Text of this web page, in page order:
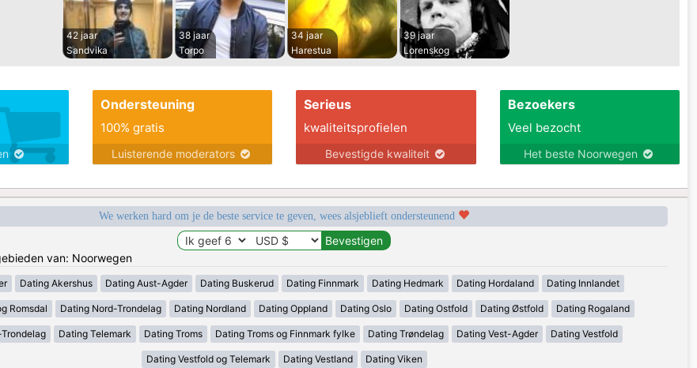
42 jaar
Sandvika
38 jaar
Torpo
34 jaar
Harestua
39 jaar
Lorenskog
Ondersteuning
100% gratis
Luisterende moderators
Serieus
kwaliteitsprofielen
Bevestigde kwaliteit
Bezoekers
Veel bezocht
Het beste Noorwegen
We werken hard om je de beste service te geven, wees alsjeblieft ondersteunend
van: Noorwegen
Dating Akershus Dating Aust-Agder Dating Buskerud Dating Finnmark Dating Hedmark Dating Hordaland Dating Innlandet
Romsdal Dating Nord-Trondelag Dating Nordland Dating Oppland Dating Oslo Dating Ostfold Dating Østfold Dating Rogaland
Dating Telemark Dating Troms Dating Troms og Finnmark fylke Dating Trøndelag Dating Vest-Agder Dating Vestfold
Dating Vestfold og Telemark Dating Vestland Dating Viken